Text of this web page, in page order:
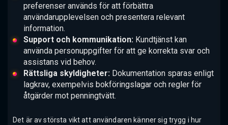
preferenser används för att förbättra
användarupplevelsen och presentera relevant
information.
Support och kommunikation: Kundtjänst kan
använda personuppgifter för att ge korrekta svar och
assistans vid behov.
Rättsliga skyldigheter: Dokumentation sparas enligt
lagkrav, exempelvis bokföringslagar och regler för
åtgärder mot penningtvätt.
Det är av största vikt att användaren känner sig trygg i hur